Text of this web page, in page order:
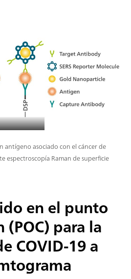
antígeno asociado con el cáncer de
espectroscopía Raman de superficie
en el punto
para la
COVID-19 a